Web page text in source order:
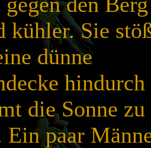
kühler. Sie
dünne
hindurch
die Sonne zu
Ein paar